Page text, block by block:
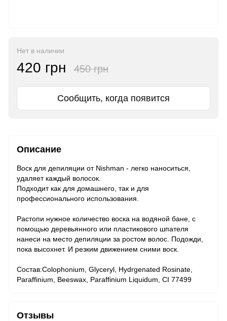
Нет в наличии
420 грн 450 грн
Сообщить, когда появится
Описание
Воск для депиляции от Nishman - легко наноситься,
удаляет каждый волосок.
Подходит как для домашнего, так и для
профессионального использования.
Растопи нужное количество воска на водяной бане, с
помощью деревьянного или пластикового шпателя
нанеси на место депиляции за ростом волос. Подожди,
пока высохнет. И резким движением сними воск.
Состав:Colophonium, Glyceryl, Hydrgenated Rosinate,
Paraffinium, Beeswax, Paraffinium Liquidum, CI 77499
Отзывы